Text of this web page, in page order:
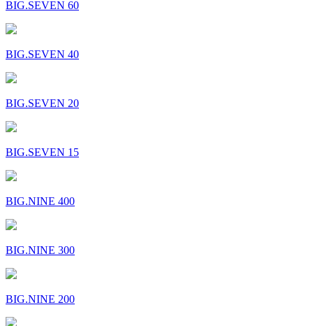
BIG.SEVEN 60
BIG.SEVEN 40
BIG.SEVEN 20
BIG.SEVEN 15
BIG.NINE 400
BIG.NINE 300
BIG.NINE 200